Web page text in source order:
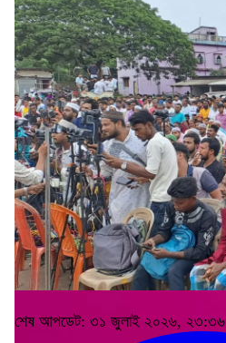
শেষ আপডেট: ৩১ জুলাই ২০২৬, ২৩:৩৬